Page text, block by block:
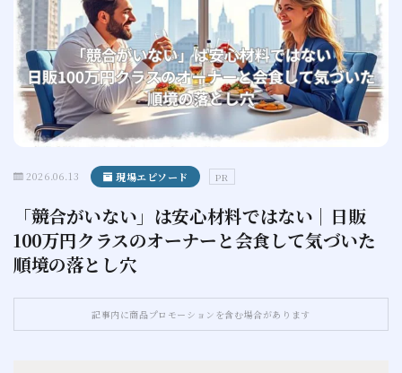
人材育成
店舗運営
現場エピソード
プロフィール
お問い合わせ
2026.06.13 現場エピソード PR
「競合がいない」は安心材料ではない｜日販
100万円クラスのオーナーと会食して気づいた
順境の落とし穴
記事内に商品プロモーションを含む場合があります